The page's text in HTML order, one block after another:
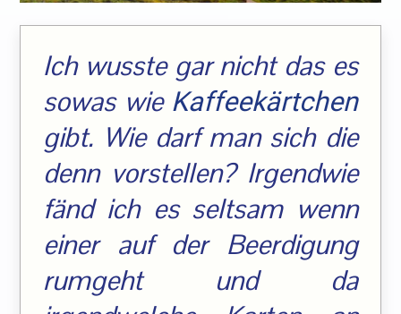
Ich wusste gar nicht das es
sowas wie Kaffeekärtchen
gibt. Wie darf man sich die
denn vorstellen? Irgendwie
fänd ich es seltsam wenn
einer auf der Beerdigung
rumgeht und da